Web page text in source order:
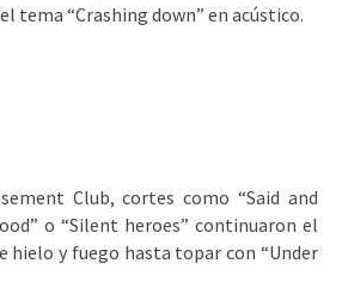
tema “Crashing down” en acústico.
Club, cortes como “Said and
o “Silent heroes” continuaron el
hielo y fuego hasta topar con “Under